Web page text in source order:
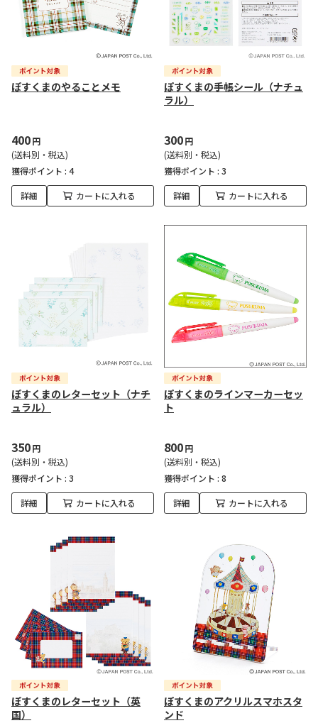
ぽすくまのやることメモ
400円
(送料別・税込)
獲得ポイント : 4
詳細 カートに入れる
ぽすくまの手帳シール（ナチュ
ラル）
300円
(送料別・税込)
獲得ポイント : 3
詳細 カートに入れる
ぽすくまのレターセット（ナチ
ュラル）
350円
(送料別・税込)
獲得ポイント : 3
詳細 カートに入れる
ぽすくまのラインマーカーセッ
ト
800円
(送料別・税込)
獲得ポイント : 8
詳細 カートに入れる
ぽすくまのレターセット（英
国）
ぽすくまのアクリルスマホスタ
ンド